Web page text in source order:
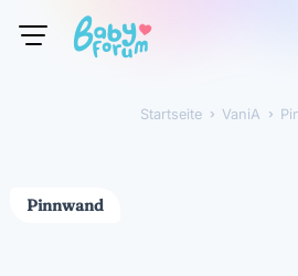
Startseite › VaniA ›
Pinnwand